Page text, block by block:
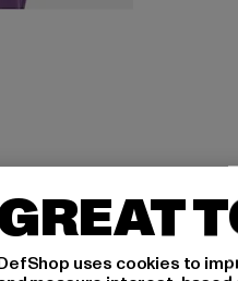
283,00 DKK
uses cookies to